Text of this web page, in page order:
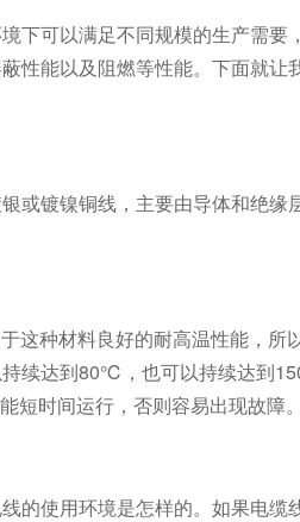
下可以满足不同规模的生产需
性能以及阻燃等性能。下面就
或镀镍铜线，主要由导体和绝
这种材料良好的耐高温性能，
持续达到80℃，也可以持续达
时间运行，否则容易出现故障。
的使用环境是怎样的。如果电